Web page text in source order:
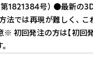
第1821384号） ●最新の
法では再現が難しく、
初回発注の方は【初回